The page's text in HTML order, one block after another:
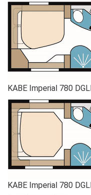
KABE Imperial 780
KABE Imperial 780